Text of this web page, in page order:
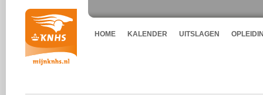
HOME KALENDER UITSLAGEN